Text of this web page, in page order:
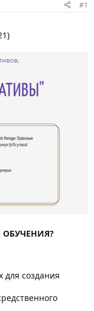
#1
ОБУЧЕНИЯ?
для создания